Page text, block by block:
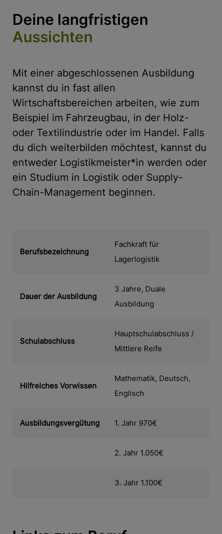
Deine langfristigen
Aussichten
Mit einer abgeschlossenen Ausbildung
kannst du in fast allen
Wirtschaftsbereichen arbeiten, wie zum
Beispiel im Fahrzeugbau, in der Holz-
oder Textilindustrie oder im Handel. Falls
du dich weiterbilden möchtest, kannst du
entweder Logistikmeister*in werden oder
ein Studium in Logistik oder Supply-
Chain-Management beginnen.
Berufsbezeichnung
Fachkraft für
Lagerlogistik
Dauer der Ausbildung
3 Jahre, Duale
Ausbildung
Schulabschluss
Hauptschulabschluss /
Mittlere Reife
Hilfreiches Vorwissen
Mathematik, Deutsch,
Englisch
Ausbildungsvergütung 1. Jahr 970€
2. Jahr 1.050€
3. Jahr 1.100€